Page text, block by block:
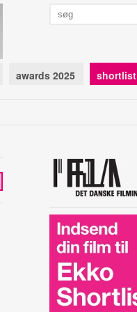
awards 2025 shortlist